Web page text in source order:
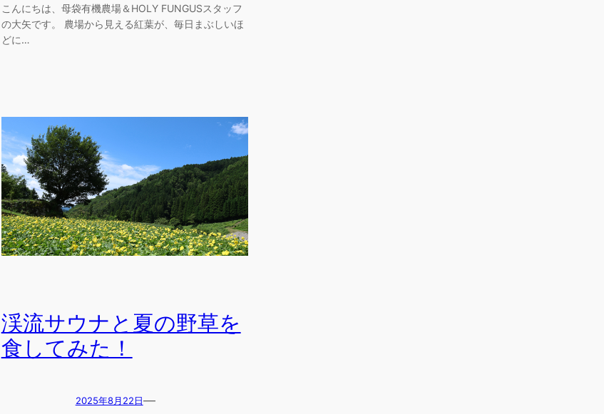
こんにちは、母袋有機農場＆HOLY FUNGUSスタッフ
の大矢です。 農場から見える紅葉が、毎日まぶしいほ
どに…
渓流サウナと夏の野草を
食してみた！
2025年8月22日 —